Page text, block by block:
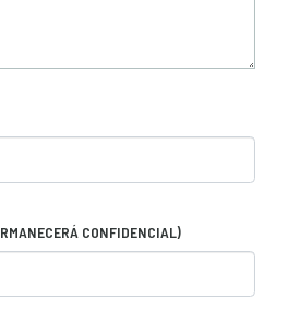
CONFIDENCIAL)